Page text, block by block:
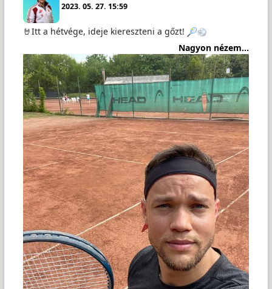
2023. 05. 27. 15:59
🤘Itt a hétvége, ideje kiereszteni a gőzt!
Nagyon nézem...